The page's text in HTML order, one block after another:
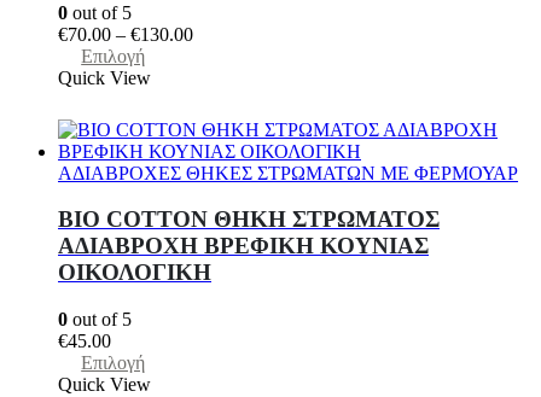
του
0 out of 5
€70.00 – €130.00Price
€130.00
Επιλογή
έχει
πολλαπλές
παραλλαγές.
Οι
επιλογές
μπορούν
να
επιλεγούν
Quick View
ΑΔΙΑΒΡΟΧΕΣ ΘΗΚΕΣ ΣΤΡΩΜΑΤΩΝ ΜΕ ΦΕΡΜΟΥΑΡ
BIO COTTON ΘΗΚΗ ΣΤΡΩΜΑΤΟΣ
ΑΔΙΑΒΡΟΧΗ ΒΡΕΦΙΚΗ ΚΟΥΝΙΑΣ
ΟΙΚΟΛΟΓΙΚΗ
0 out of 5
€45.00
Επιλογή
Quick View